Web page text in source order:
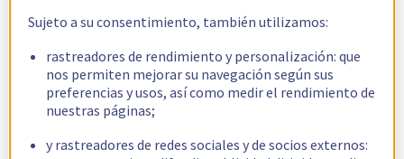
Sujeto a su consentimiento, también utilizamos:
rastreadores de rendimiento y personalización: que
nos permiten mejorar su navegación según sus
preferencias y usos, así como medir el rendimiento de
nuestras páginas;
y rastreadores de redes sociales y de socios externos: